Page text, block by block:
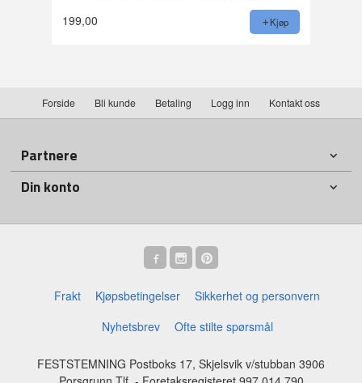
199,00 Kjøp
Forside Bli kunde Betaling Logg inn Kontakt oss
Partnere
Din konto
Frakt Kjøpsbetingelser
Sikkerhet og personvern
Nyhetsbrev
Ofte stilte spørsmål
FESTSTEMNING Postboks 17, Skjelsvik v/stubban 3906